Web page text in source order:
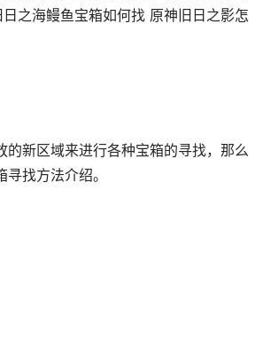
鳗鱼宝箱如何找 原神旧日之影怎
新区域来进行各种宝箱的寻找，那么
找方法介绍。